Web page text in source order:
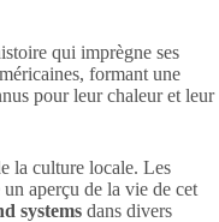
qui imprègne ses
formant une
pour leur chaleur et leur
la culture locale. Les
aperçu de la vie de cet
systems dans divers